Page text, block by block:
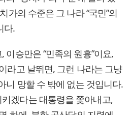
가의 수준은 그 나라 “국민”의
다.
이승만은 “민족의 원흉”이요,
라고 날뛰면, 그런 나라는 그냥
니 망할 수 밖에 없는 것입니다.
겠다는 대통령을 쫓아내고,